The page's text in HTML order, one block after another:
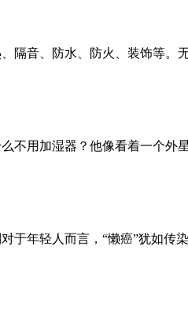
音、防水、防火、装饰等。
不用加湿器？他像看着一个
年轻人而言，“懒癌”犹如